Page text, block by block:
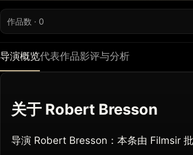
作品数 · 0
导演概览代表作品影评与分析
关于 Robert Bresson
导演 Robert Bresson：本条由 Filmsir